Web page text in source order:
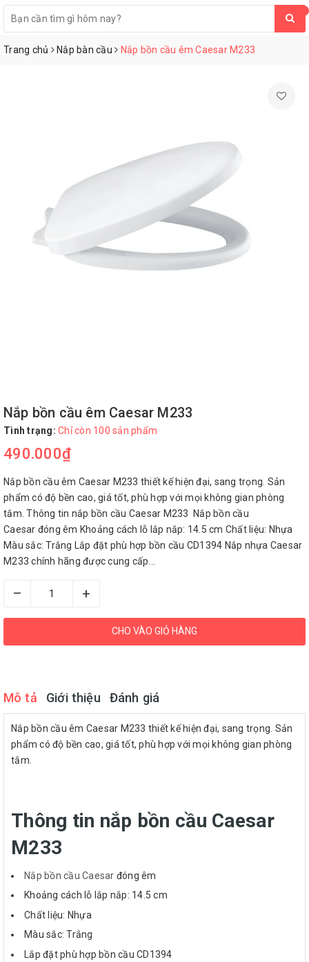
Trang chủ Nắp bàn cầu Nắp bồn cầu êm Caesar M233
Nắp bồn cầu êm Caesar M233
Tình trạng: Chỉ còn 100 sản phẩm
490.000₫
Nắp bồn cầu êm Caesar M233 thiết kế hiện đại, sang trọng. Sản
phẩm có độ bền cao, giá tốt, phù hợp với mọi không gian phòng
tắm. Thông tin nắp bồn cầu Caesar M233 Nắp bồn cầu
Caesar đóng êm Khoảng cách lỗ lắp nắp: 14.5 cm Chất liệu: Nhựa
Màu sắc: Trắng Lắp đặt phù hợp bồn cầu CD1394 Nắp nhựa Caesar
M233 chính hãng được cung cấp...
– +
CHO VÀO GIỎ HÀNG
Mô tả Giới thiệu Đánh giá
Nắp bồn cầu êm Caesar M233 thiết kế hiện đại, sang trọng. Sản
phẩm có độ bền cao, giá tốt, phù hợp với mọi không gian phòng
tắm.
Thông tin nắp bồn cầu Caesar
M233
Nắp bồn cầu Caesar đóng êm
Khoảng cách lỗ lắp nắp: 14.5 cm
Chất liệu: Nhựa
Màu sắc: Trắng
Lắp đặt phù hợp bồn cầu CD1394